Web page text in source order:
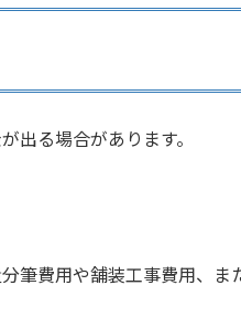
出る場合があります。
筆費用や舗装工事費用、